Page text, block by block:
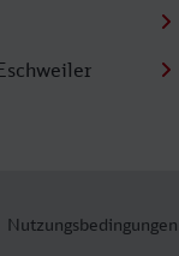
Nutzungsbedingungen